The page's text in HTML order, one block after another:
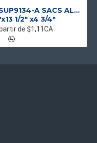
#SUP9134-A SACS ALUMINIUM NOIR MAT DEBOUT
1/2" x4 3/4"
de $1,11CA